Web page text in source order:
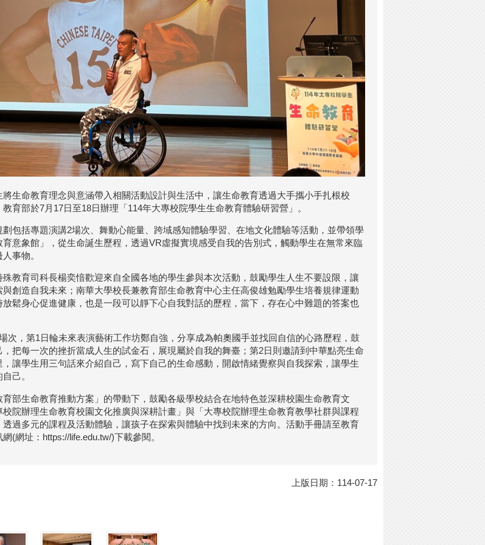
生命教育理念與意涵帶入相關活動設計與生活中，讓生命教育透過大手攜小手扎根校
育部於7月17日至18日辦理「114年大專校院學生生命教育體驗研習營」。
包括專題演講2場次、舞動心能量、跨域感知體驗學習、在地文化體驗等活動，並帶領學
意象館」，從生命誕生歷程，透過VR虛擬實境感受自我的告別式，觸動學生在無常來臨
事物。
教育司科長楊奕愔歡迎來自全國各地的學生參與本次活動，鼓勵學生人生不要設限，讓
創造自我未來；南華大學校長兼教育部生命教育中心主任高俊雄勉勵學生培養規律運動
放鬆身心促進健康，也是一段可以靜下心自我對話的歷程，當下，存在心中難題的答案也
次，第1日輪未來表演藝術工作坊鄭自強，分享成為帕奧國手並找回自信的心路歷程，鼓
把每一次的挫折當成人生的試金石，展現屬於自我的舞臺；第2日則邀請到中華點亮生命
讓學生用三句話來介紹自己，寫下自己的生命感動，開啟情緒覺察與自我探索，讓學生
己。
部生命教育推動方案」的帶動下，鼓勵各級學校結合在地特色並深耕校園生命教育文
院辦理生命教育校園文化推廣與深耕計畫」與「大專校院辦理生命教育教學社群與課程
過多元的課程及活動體驗，讓孩子在探索與體驗中找到未來的方向。活動手冊請至教育
(網址：https://life.edu.tw/)下載參閱。
上版日期：114-07-17